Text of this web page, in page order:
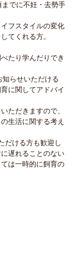
までに不妊・去勢手
フスタイルの変化
てくれる方。
たり学んだりでき
知らせいただける
に関してアドバイ
ただきますので、
生活に関する考え
だける方も歓迎し
遅れることのない
は一時的に飼育の